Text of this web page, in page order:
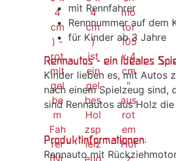
mit Rennfahrer
Rennnummer auf dem
für Kinder ab 3 Jahre
Rennautos - ein ideales
Kinder lieben es, mit Autos
nach einem Spielzeug
sind Rennautos aus Holz
Produktinformationen:
Rennauto mit